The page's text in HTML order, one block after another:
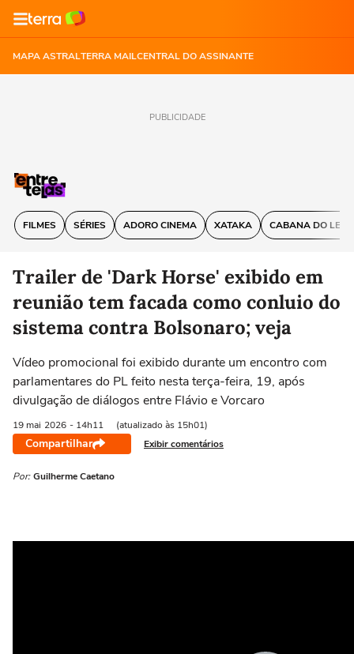
MAPA ASTRALTERRA MAILCENTRAL DO ASSINANTE
PUBLICIDADE
FILMES SÉRIES ADORO CINEMA XATAKA CABANA DO
Trailer de 'Dark Horse' exibido em
reunião tem facada como conluio do
sistema contra Bolsonaro; veja
Vídeo promocional foi exibido durante um encontro com
parlamentares do PL feito nesta terça-feira, 19, após
divulgação de diálogos entre Flávio e Vorcaro
19 mai 2026 - 14h11 (atualizado às 15h01)
Compartilhar Exibir comentários
Por: Guilherme Caetano